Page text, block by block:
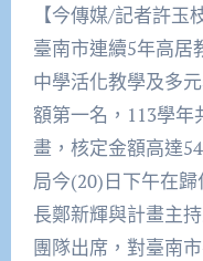
【今傳媒/記者許玉
臺南市連續5年高居
中學活化教學及多
額第一名，113學年
畫，核定金額高達
局今(20)日下午在
長鄭新輝與計畫主
團隊出席，對臺南